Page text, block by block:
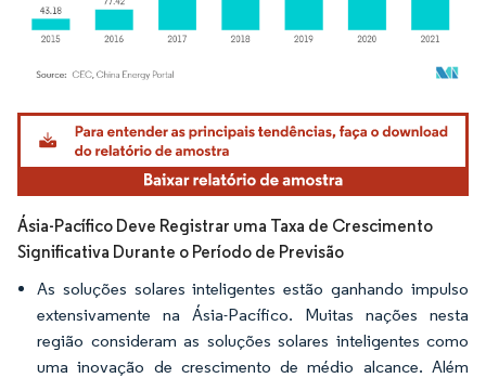
Imagem © Mordor Intelligence. O reuso requer atribuição conforme CC BY 4.0.
Ásia-Pacífico Deve Registrar uma Taxa de Crescimento
Significativa Durante o Período de Previsão
As soluções solares inteligentes estão ganhando impulso
extensivamente na Ásia-Pacífico. Muitas nações nesta
região consideram as soluções solares inteligentes como
uma inovação de crescimento de médio alcance. Além